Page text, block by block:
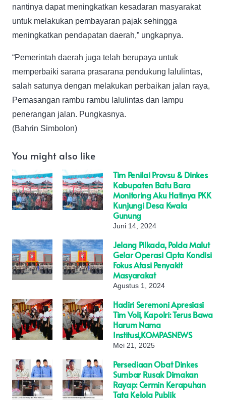
nantinya dapat meningkatkan kesadaran masyarakat
untuk melakukan pembayaran pajak sehingga
meningkatkan pendapatan daerah,” ungkapnya.
“Pemerintah daerah juga telah berupaya untuk
memperbaiki sarana prasarana pendukung lalulintas,
salah satunya dengan melakukan perbaikan jalan raya,
Pemasangan rambu rambu lalulintas dan lampu
penerangan jalan. Pungkasnya.
(Bahrin Simbolon)
You might also like
Tim Penilai Provsu & Dinkes
Kabupaten Batu Bara
Monitoring Aku Hatinya PKK
Kunjungi Desa Kwala
Gunung
Juni 14, 2024
Jelang Pilkada, Polda Malut
Gelar Operasi Cipta Kondisi
Fokus Atasi Penyakit
Masyarakat
Agustus 1, 2024
Hadiri Seremoni Apresiasi
Tim Voli, Kapolri: Terus Bawa
Harum Nama
Institusi,KOMPASNEWS
Mei 21, 2025
Persediaan Obat Dinkes
Sumbar Rusak Dimakan
Rayap: Cermin Kerapuhan
Tata Kelola Publik